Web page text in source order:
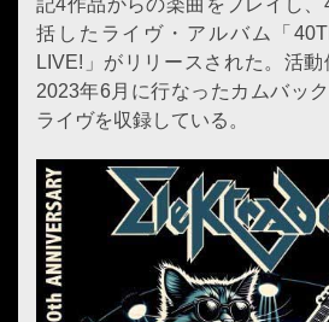
括したライヴ・アルバム「
LIVE!」がリリースされた。活
2023年6月に行なったカムバッ
ライヴを収録している。